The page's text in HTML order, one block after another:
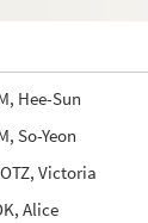
EUN, Jin
Hee-Sun
So-Yeon
Victoria
Alice